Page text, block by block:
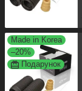
Made in Korea
–20%
Подарунок